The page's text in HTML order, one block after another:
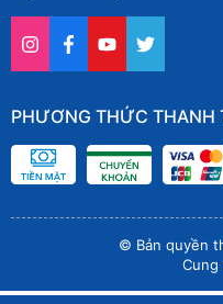
PHƯƠNG THỨC THANH
© Bản quyền
Cung